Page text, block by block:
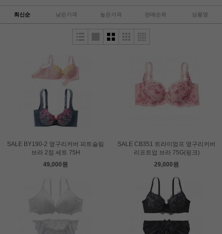
최신순 낮은가격 높은가격 판매순위 상품명
SALE BY190-2 옆구리커버 피트슬림
브라 2점 세트 75H
49,000원
SALE CB351 트라이엄프 옆구리커버
리프트업 브라 75G(핑크)
29,000원